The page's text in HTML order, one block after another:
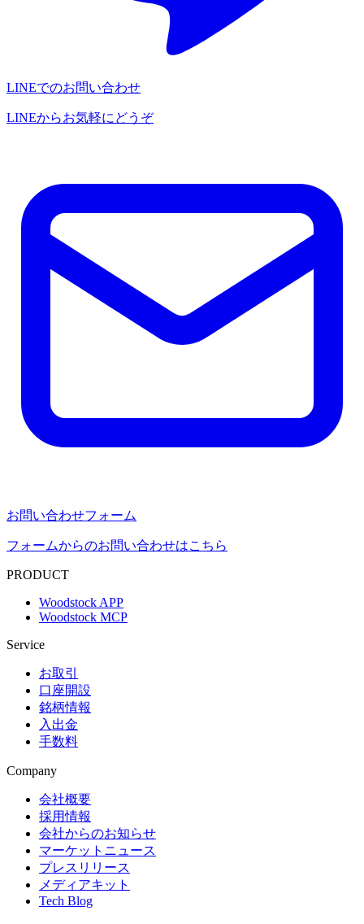
LINEでのお問い合わせ
LINEからお気軽にどうぞ
お問い合わせフォーム
フォームからのお問い合わせはこちら
PRODUCT
Woodstock APP
Woodstock MCP
Service
お取引
口座開設
銘柄情報
入出金
手数料
Company
会社概要
採用情報
会社からのお知らせ
マーケットニュース
プレスリリース
メディアキット
Tech Blog